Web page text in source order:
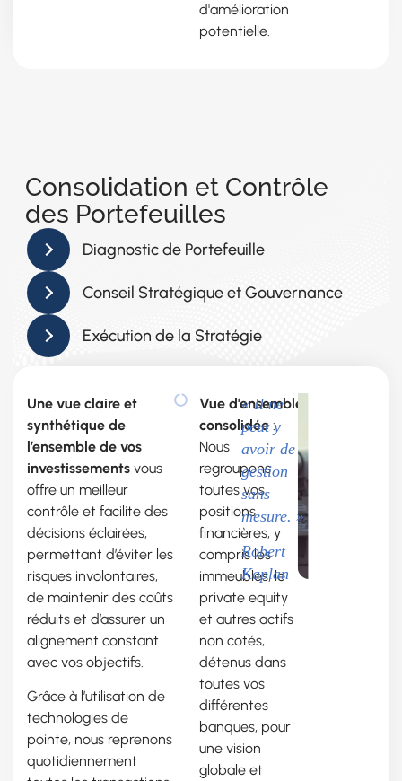
d'amélioration
potentielle.
Une vue claire et
synthétique de
l’ensemble de vos
investissements vous
offre un meilleur
contrôle et facilite des
décisions éclairées,
permettant d’éviter les
risques involontaires,
de maintenir des coûts
réduits et d’assurer un
alignement constant
avec vos objectifs.
Grâce à l’utilisation de
technologies de
pointe, nous reprenons
quotidiennement
Vue d'ensemble
consolidée:
Nous
regroupons
toutes vos
positions
financières, y
compris les
immeubles, le
private equity
et autres actifs
non cotés,
détenus dans
toutes vos
différentes
banques, pour
une vision
globale et
« Il ne
peut y
avoir de
gestion
sans
mesure. »
Robert
Kaplan
Consolidation et Contrôle
des Portefeuilles
Diagnostic de Portefeuille
Conseil Stratégique et Gouvernance
Exécution de la Stratégie